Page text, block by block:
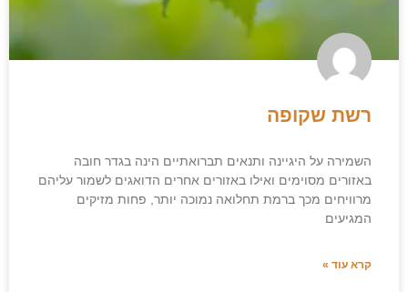
רשת שקופה
השמירה על היגיינה ותנאים תברואתיים הינה בגדר חובה
באזורים מסוימים ואילו באזורים אחרים הדואגים לשמור עליהם
מרוויחים מכך ברמת תחלואה נמוכה יותר, פחות מזיקים
המגיעים
קרא עוד »